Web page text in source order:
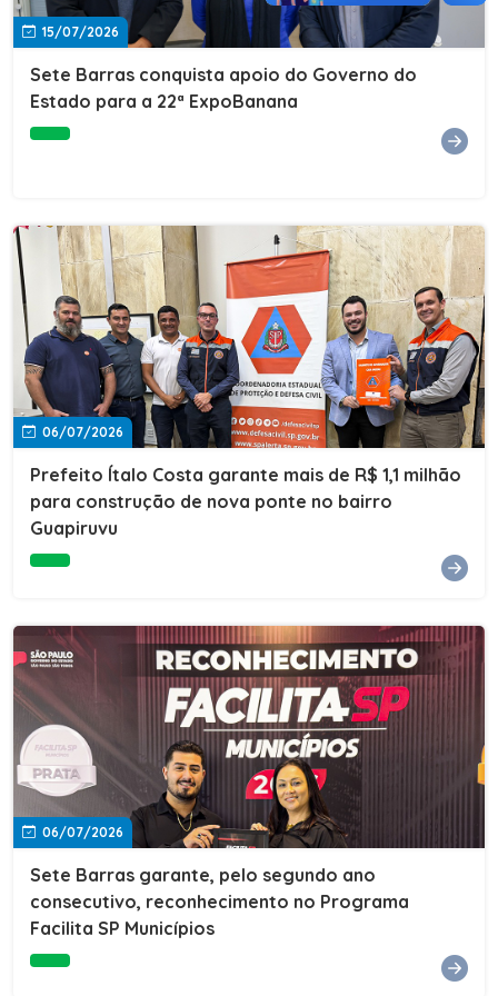
15/07/2026
Sete Barras conquista apoio do Governo do
Estado para a 22ª ExpoBanana
06/07/2026
Prefeito Ítalo Costa garante mais de R$ 1,1 milhão
para construção de nova ponte no bairro
Guapiruvu
06/07/2026
Sete Barras garante, pelo segundo ano
consecutivo, reconhecimento no Programa
Facilita SP Municípios